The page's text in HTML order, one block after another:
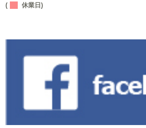
( 休業日)